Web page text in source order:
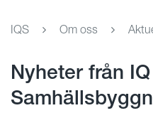
IQS Om oss
Nyheter från IQ